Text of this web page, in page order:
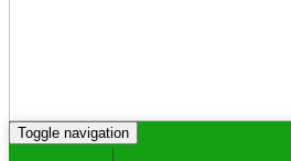
Toggle navigation